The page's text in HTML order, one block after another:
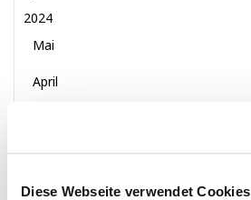
Diese Webseite verwendet Cookies
2024
Mai
April